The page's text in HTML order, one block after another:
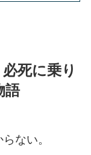
死に乗り
語
ない。